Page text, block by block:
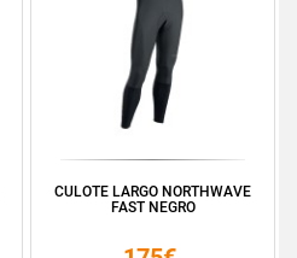
CULOTE LARGO NORTHWAVE
FAST NEGRO